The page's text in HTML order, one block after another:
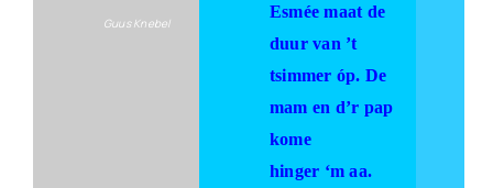
Guus Knebel
Esmée maat de
duur van ’t
tsimmer óp. De
mam en d’r pap
kome
hinger ‘m aa.